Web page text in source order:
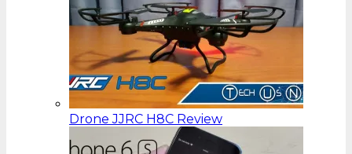
Drone JJRC H8C Review